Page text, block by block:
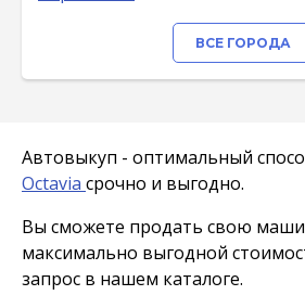
ВСЕ ГОРОДА
Автовыкуп - оптимальный
Octavia срочно и выгодно.
Вы сможете продать свою
максимально выгодной
запрос в нашем каталоге.